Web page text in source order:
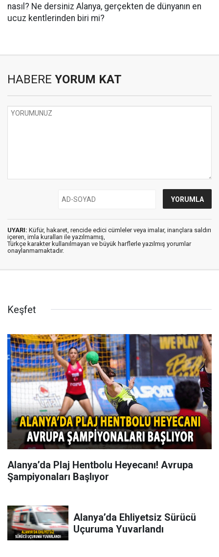
nasıl? Ne dersiniz Alanya, gerçekten de dünyanın en
ucuz kentlerinden biri mi?
HABERE YORUM KAT
UYARI: Küfür, hakaret, rencide edici cümleler veya imalar, inançlara saldırı
içeren, imla kuralları ile yazılmamış,
Türkçe karakter kullanılmayan ve büyük harflerle yazılmış yorumlar
onaylanmamaktadır.
Keşfet
Alanya’da Plaj Hentbolu Heyecanı! Avrupa
Şampiyonaları Başlıyor
Alanya’da Ehliyetsiz Sürücü
Uçuruma Yuvarlandı